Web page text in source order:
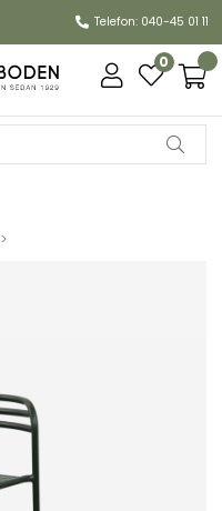
Telefon: 040-45 01 11
0
>